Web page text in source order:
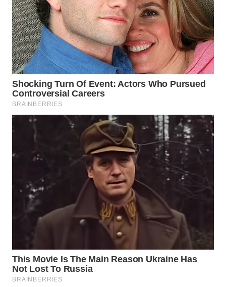
WN
MADURA
WN
SURABAYA
WN
NATUNA
BINTAN
MANDALIKA
WN
LIKUPANG
LABUANBAJO
WN